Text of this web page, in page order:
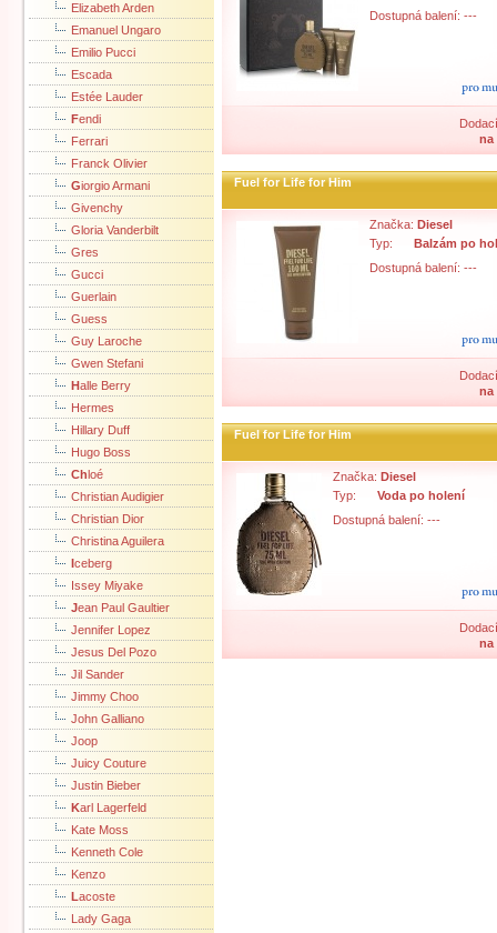
Elizabeth Arden
Emanuel Ungaro
Emilio Pucci
Escada
Estée Lauder
Fendi
Ferrari
Franck Olivier
Giorgio Armani
Givenchy
Gloria Vanderbilt
Gres
Gucci
Guerlain
Guess
Guy Laroche
Gwen Stefani
Halle Berry
Hermes
Hillary Duff
Hugo Boss
Chloé
Christian Audigier
Christian Dior
Christina Aguilera
Iceberg
Issey Miyake
Jean Paul Gaultier
Jennifer Lopez
Jesus Del Pozo
Jil Sander
Jimmy Choo
John Galliano
Joop
Juicy Couture
Justin Bieber
Karl Lagerfeld
Kate Moss
Kenneth Cole
Kenzo
Lacoste
Lady Gaga
Dostupná balení: ---
na
Fuel for Life for Him
Značka: Diesel
Typ:
Balzám po
Dostupná balení: ---
na
Fuel for Life for Him
Značka: Diesel
Typ:
Voda po holení
Dostupná balení: ---
na